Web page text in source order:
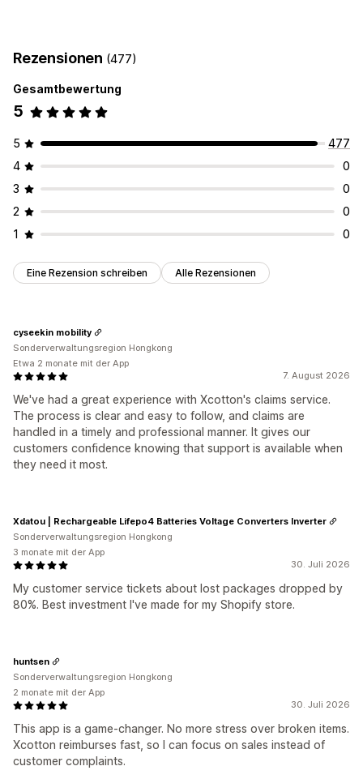
Warenkorbseite
Checkout
Reklamationsportal Anfrageformular
E-Mail-Benachrichtigungen
Manuelle Rückerstattungen
Geschenkgutscheine
Verwaltung von Rückgaben
Benutzerdefiniertes Branding
Verwaltung von Rückerstattungen
Rezensionen (477)
Gesamtbewertung
5
5
477
4
0
3
0
2
0
1
0
Eine Rezension schreiben Alle Rezensionen
7. August 2026
We've had a great experience with Xcotton's claims service.
The process is clear and easy to follow, and claims are
handled in a timely and professional manner. It gives our
customers confidence knowing that support is available when
they need it most.
cyseekin mobility
Sonderverwaltungsregion Hongkong
Etwa 2 monate mit der App
30. Juli 2026
My customer service tickets about lost packages dropped by
80%. Best investment I've made for my Shopify store.
Xdatou | Rechargeable Lifepo4 Batteries Voltage Converters Inverter
Sonderverwaltungsregion Hongkong
3 monate mit der App
30. Juli 2026
This app is a game-changer. No more stress over broken items.
Xcotton reimburses fast, so I can focus on sales instead of
customer complaints.
huntsen
Sonderverwaltungsregion Hongkong
2 monate mit der App